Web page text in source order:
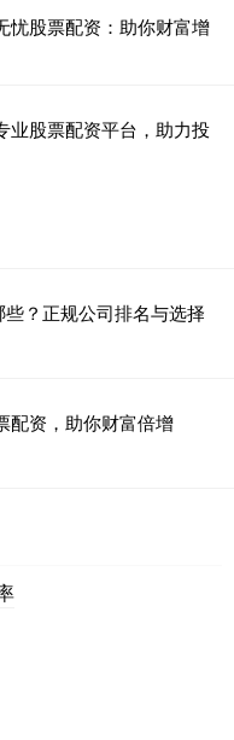
忧股票配资：助你财富增
业股票配资平台，助力投
？正规公司排名与选择
配资，助你财富倍增